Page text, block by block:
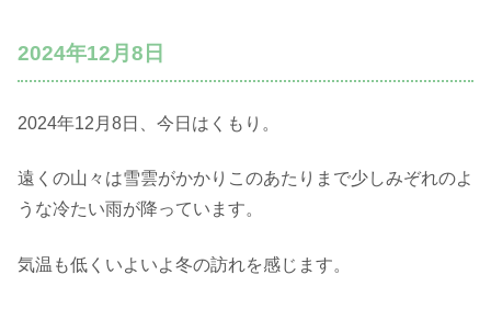
2024年12月8日
2024年12月8日、今日はくもり。
遠くの山々は雪雲がかかりこのあたりまで少しみぞれのよ
うな冷たい雨が降っています。
気温も低くいよいよ冬の訪れを感じます。